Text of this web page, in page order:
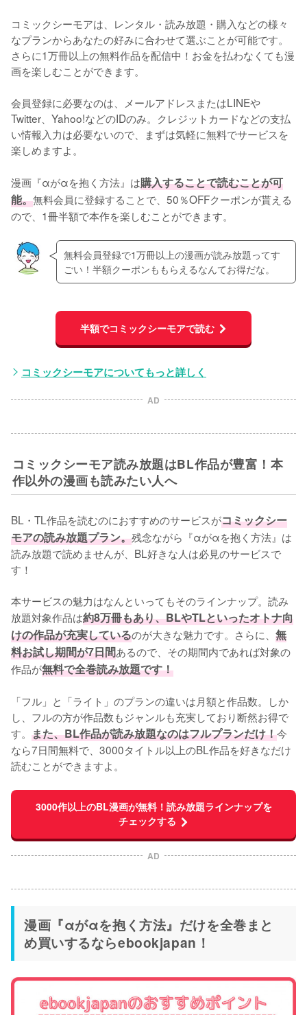
コミックシーモアは、レンタル・読み放題・購入などの様々
なプランからあなたの好みに合わせて選ぶことが可能です。
さらに1万冊以上の無料作品を配信中！お金を払わなくても漫
画を楽しむことができます。
会員登録に必要なのは、メールアドレスまたはLINEや
Twitter、Yahoo!などのIDのみ。クレジットカードなどの支払
い情報入力は必要ないので、まずは気軽に無料でサービスを
楽しめますよ。
漫画『αがαを抱く方法』は購入することで読むことが可
能。無料会員に登録することで、50％OFFクーポンが貰える
ので、1冊半額で本作を楽しむことができます。
無料会員登録で1万冊以上の漫画が読み放題ってす
ごい！半額クーポンももらえるなんてお得だな。
半額でコミックシーモアで読む
コミックシーモアについてもっと詳しく
AD
コミックシーモア読み放題はBL作品が豊富！本
作以外の漫画も読みたい人へ
BL・TL作品を読むのにおすすめのサービスがコミックシー
モアの読み放題プラン。残念ながら『αがαを抱く方法』は
読み放題で読めませんが、BL好きな人は必見のサービスで
す！
本サービスの魅力はなんといってもそのラインナップ。読み
放題対象作品は約8万冊もあり、BLやTLといったオトナ向
けの作品が充実しているのが大きな魅力です。さらに、 無
料お試し期間が7日間あるので、その期間内であれば対象の
作品が無料で全巻読み放題です！
「フル」と「ライト」のプランの違いは月額と作品数。しか
し、フルの方が作品数もジャンルも充実しており断然お得で
す。 また、BL作品が読み放題なのはフルプランだけ！今
なら7日間無料で、3000タイトル以上のBL作品を好きなだけ
読むことができますよ。
3000作以上のBL漫画が無料！読み放題ラインナップを
チェックする
AD
漫画『αがαを抱く方法』だけを全巻まと
め買いするならebookjapan！